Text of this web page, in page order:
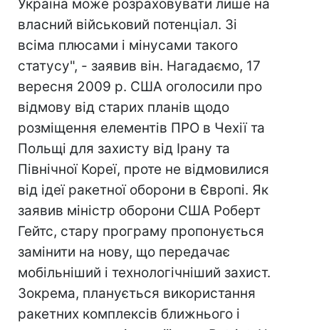
Україна може розраховувати лише на
власний військовий потенціал. Зі
всіма плюсами і мінусами такого
статусу", - заявив він. Нагадаємо, 17
вересня 2009 р. США оголосили про
відмову від старих планів щодо
розміщення елементів ПРО в Чехії та
Польщі для захисту від Ірану та
Північної Кореї, проте не відмовилися
від ідеї ракетної оборони в Європі. Як
заявив міністр оборони США Роберт
Гейтс, стару програму пропонується
замінити на нову, що передачає
мобільніший і технологічніший захист.
Зокрема, планується використання
ракетних комплексів ближнього і